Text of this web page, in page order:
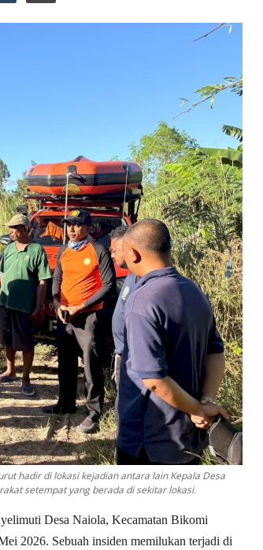
hadir di lokasi kejadian antara lain Kepala Desa
setempat yang berada di sekitar lokasi.
Desa Naiola, Kecamatan Bikomi
2026. Sebuah insiden memilukan terjadi di